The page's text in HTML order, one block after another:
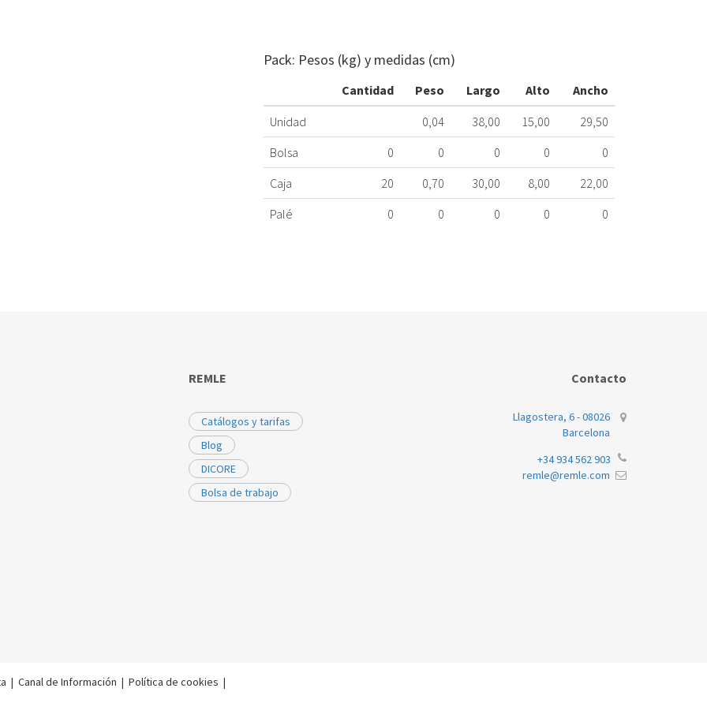
Pack: Pesos (kg) y medidas (cm)
Cantidad Peso Largo Alto
Ancho
Unidad
0,04 38,00 15,00
29,50
Bolsa
0 0 0 0
0
Caja
20 0,70 30,00 8,00
22,00
Palé
0 0 0 0 0
REMLE
Catálogos y tarifas
Blog
DICORE
Bolsa de trabajo
Contacto
Llagostera, 6 - 08026
Barcelona
+34 934 562 903
remle@remle.com
| Canal de Información | Política de cookies |